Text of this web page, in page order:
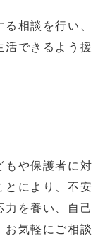
相談を行い、
活できるよう援
や保護者に対
とにより、不安
力を養い、自己
お気軽にご相談